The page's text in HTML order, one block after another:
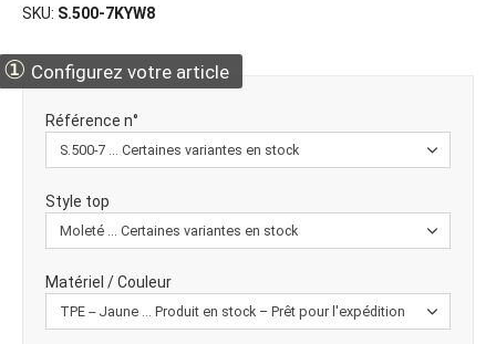
SKU S.500-7KYW8
① Configurez votre article
Référence n°
Style top
Matériel / Couleur